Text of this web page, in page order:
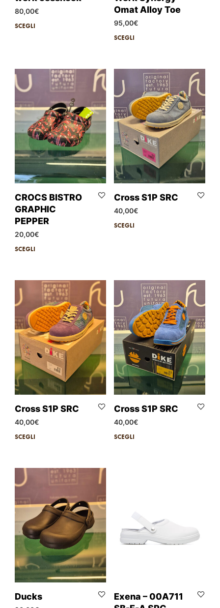
80,00€
SCEGLI
Omat Alloy Toe
95,00€
SCEGLI
CROCS BISTRO
GRAPHIC
PEPPER
20,00€
SCEGLI
Cross S1P SRC
40,00€
SCEGLI
Cross S1P SRC
40,00€
SCEGLI
Cross S1P SRC
40,00€
SCEGLI
Ducks
Exena – 00A711